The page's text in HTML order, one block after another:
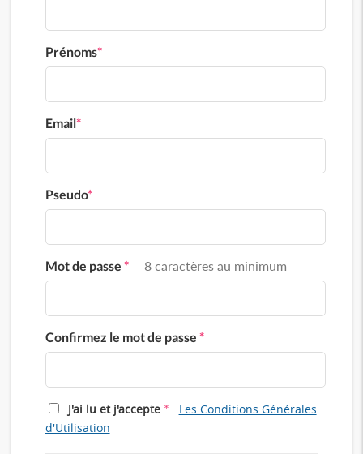
Prénoms*
Email*
Pseudo*
Mot de passe * 8 caractères au minimum
Confirmez le mot de passe *
J'ai lu et j'accepte *
Les Conditions Générales
d'Utilisation